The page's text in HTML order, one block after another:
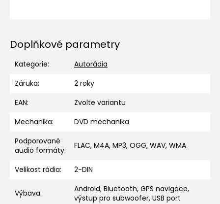
Doplňkové parametry
Kategorie:
Autorádia
Záruka:
2 roky
EAN:
Zvolte variantu
Mechanika:
DVD mechanika
Podporované
audio formáty: FLAC, M4A, MP3, OGG, WAV, WMA
Velikost rádia: 2-DIN
Výbava:
Android, Bluetooth, GPS navigace,
výstup pro subwoofer, USB port